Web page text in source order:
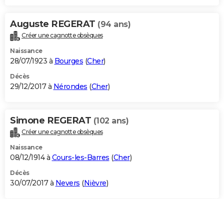
Auguste REGERAT (94 ans)
Créer une cagnotte obsèques
Naissance
28/07/1923 à Bourges (Cher)
Décès
29/12/2017 à Nérondes (Cher)
Simone REGERAT (102 ans)
Créer une cagnotte obsèques
Naissance
08/12/1914 à Cours-les-Barres (Cher)
Décès
30/07/2017 à Nevers (Nièvre)